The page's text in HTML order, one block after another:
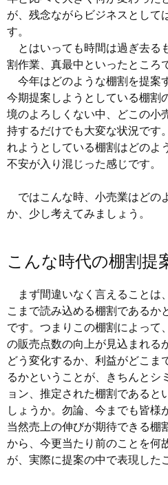
が、残念ながらビジネスとして
す。
とはいっても時間は過ぎ去る
割作業、真最中といったところ
今年はどのような棚割を提案
今期提案しようとしている棚割
境のよろしくない中、どこの小
持するだけでも大変な状況です
れようとしている棚割はどのよ
不安が入り混じった感じです。
ではこんな時、小売業はどの
か、少し考えてみましょう。
こんな時代の棚割提
まず間違いなく言えることは
こまで読み込める棚割であるか
です。つまりこの棚割によって
の販売点数の向上が見込まれる
どう変化するか、利益がどこま
るかということが、きちんとシ
ョン、推定された棚割であると
しょうか。勿論、今までも皆様
当然売上の伸びが期待できる棚
から、今更当たり前のことを何
が、実際に提案の中で表現した